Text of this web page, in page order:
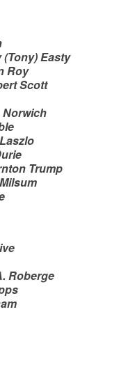
Easty
Roy
Scott
Norwich
Trump
Roberge